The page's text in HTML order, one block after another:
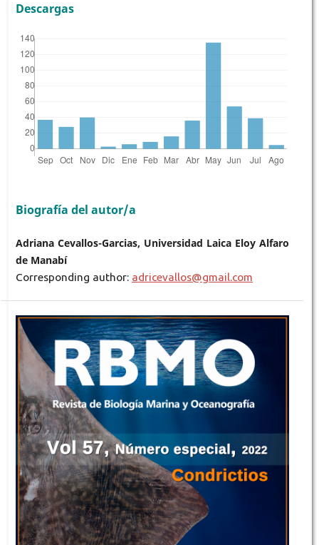
Descargas
Biografía del autor/a
Adriana Cevallos-Garcias, Universidad Laica Eloy Alfaro
de Manabí
Corresponding author: adricevallos@gmail.com